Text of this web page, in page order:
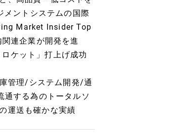
メントシステムの国際
Market Insider Top
連企業が開発を進
ケット」打上げ成功
管理/システム開発/通
通する為のトータルソ
運送も確かな実績